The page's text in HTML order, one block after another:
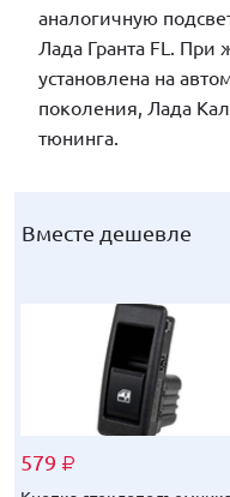
аналогичную
Лада Гранта FL.
установлена на
поколения, Лада
тюнинга.
Вместе дешевле
579 ₽
Вместе дешевле
579 ₽
Вместе дешевле
579 ₽
Вместе дешевле
579 ₽
Вместе дешевле
579 ₽